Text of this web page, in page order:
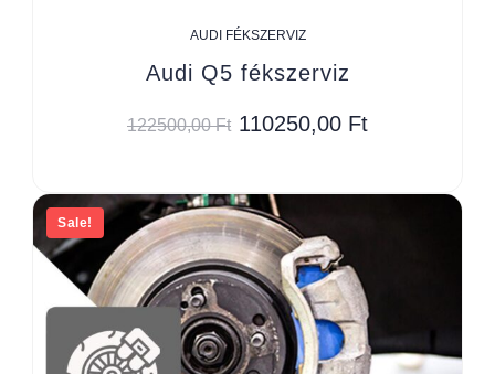
AUDI FÉKSZERVIZ
Audi Q5 fékszerviz
122500,00Ft 110250,00 Ft
Sale!